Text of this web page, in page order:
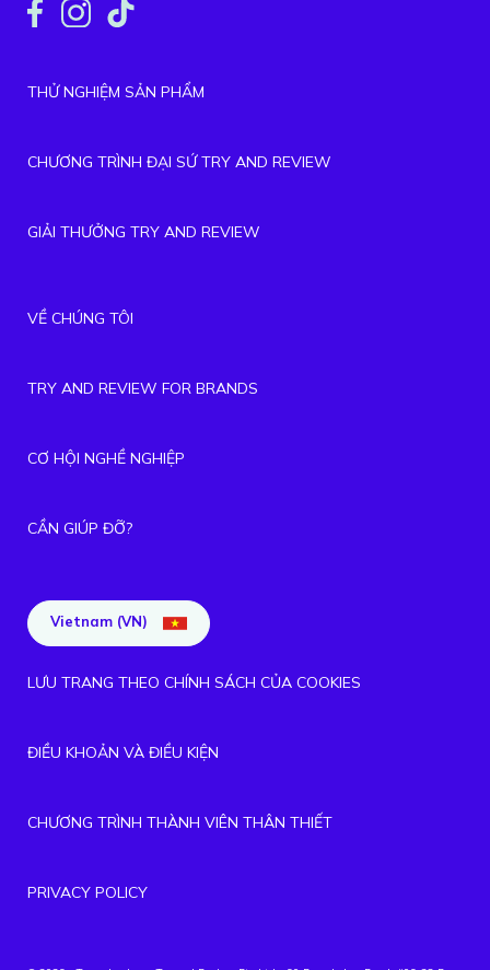
THỬ NGHIỆM SẢN PHẨM
CHƯƠNG TRÌNH ĐẠI SỨ TRY AND REVIEW
GIẢI THƯỞNG TRY AND REVIEW
VỀ CHÚNG TÔI
TRY AND REVIEW FOR BRANDS
CƠ HỘI NGHỀ NGHIỆP
CẦN GIÚP ĐỠ?
Vietnam (VN)
LƯU TRANG THEO CHÍNH SÁCH CỦA COOKIES
ĐIỀU KHOẢN VÀ ĐIỀU KIỆN
CHƯƠNG TRÌNH THÀNH VIÊN THÂN THIẾT
PRIVACY POLICY